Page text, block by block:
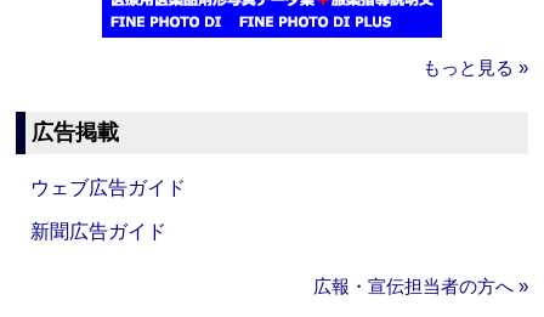
もっと見る »
広告掲載
ウェブ広告ガイド
新聞広告ガイド
広報・宣伝担当者の方へ »